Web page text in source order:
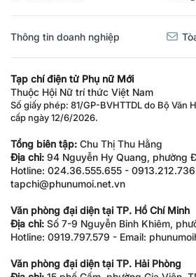
Thông tin doanh nghiệp
Tạp chí điện tử Phụ nữ Mới
Thuộc Hội Nữ trí thức Việt Nam
Số giấy phép: 81/GP-BVHTTDL do Bộ Văn
cấp ngày 12/6/2026.
Tổng biên tập: Chu Thị Thu Hằng
Địa chỉ: 94 Nguyễn Hy Quang, phường
Hotline: 024.36.555.655 - 0913.212.736
tapchi@phunumoi.net.vn
Văn phòng đại diện tại TP. Hồ Chí Minh
Địa chỉ: Số 7-9 Nguyễn Bỉnh Khiêm,
Hotline: 0919.797.579 - Email:
Văn phòng đại diện tại TP. Hải Phòng
Địa chỉ: 15 phố Cấm, phường Gia Viên,